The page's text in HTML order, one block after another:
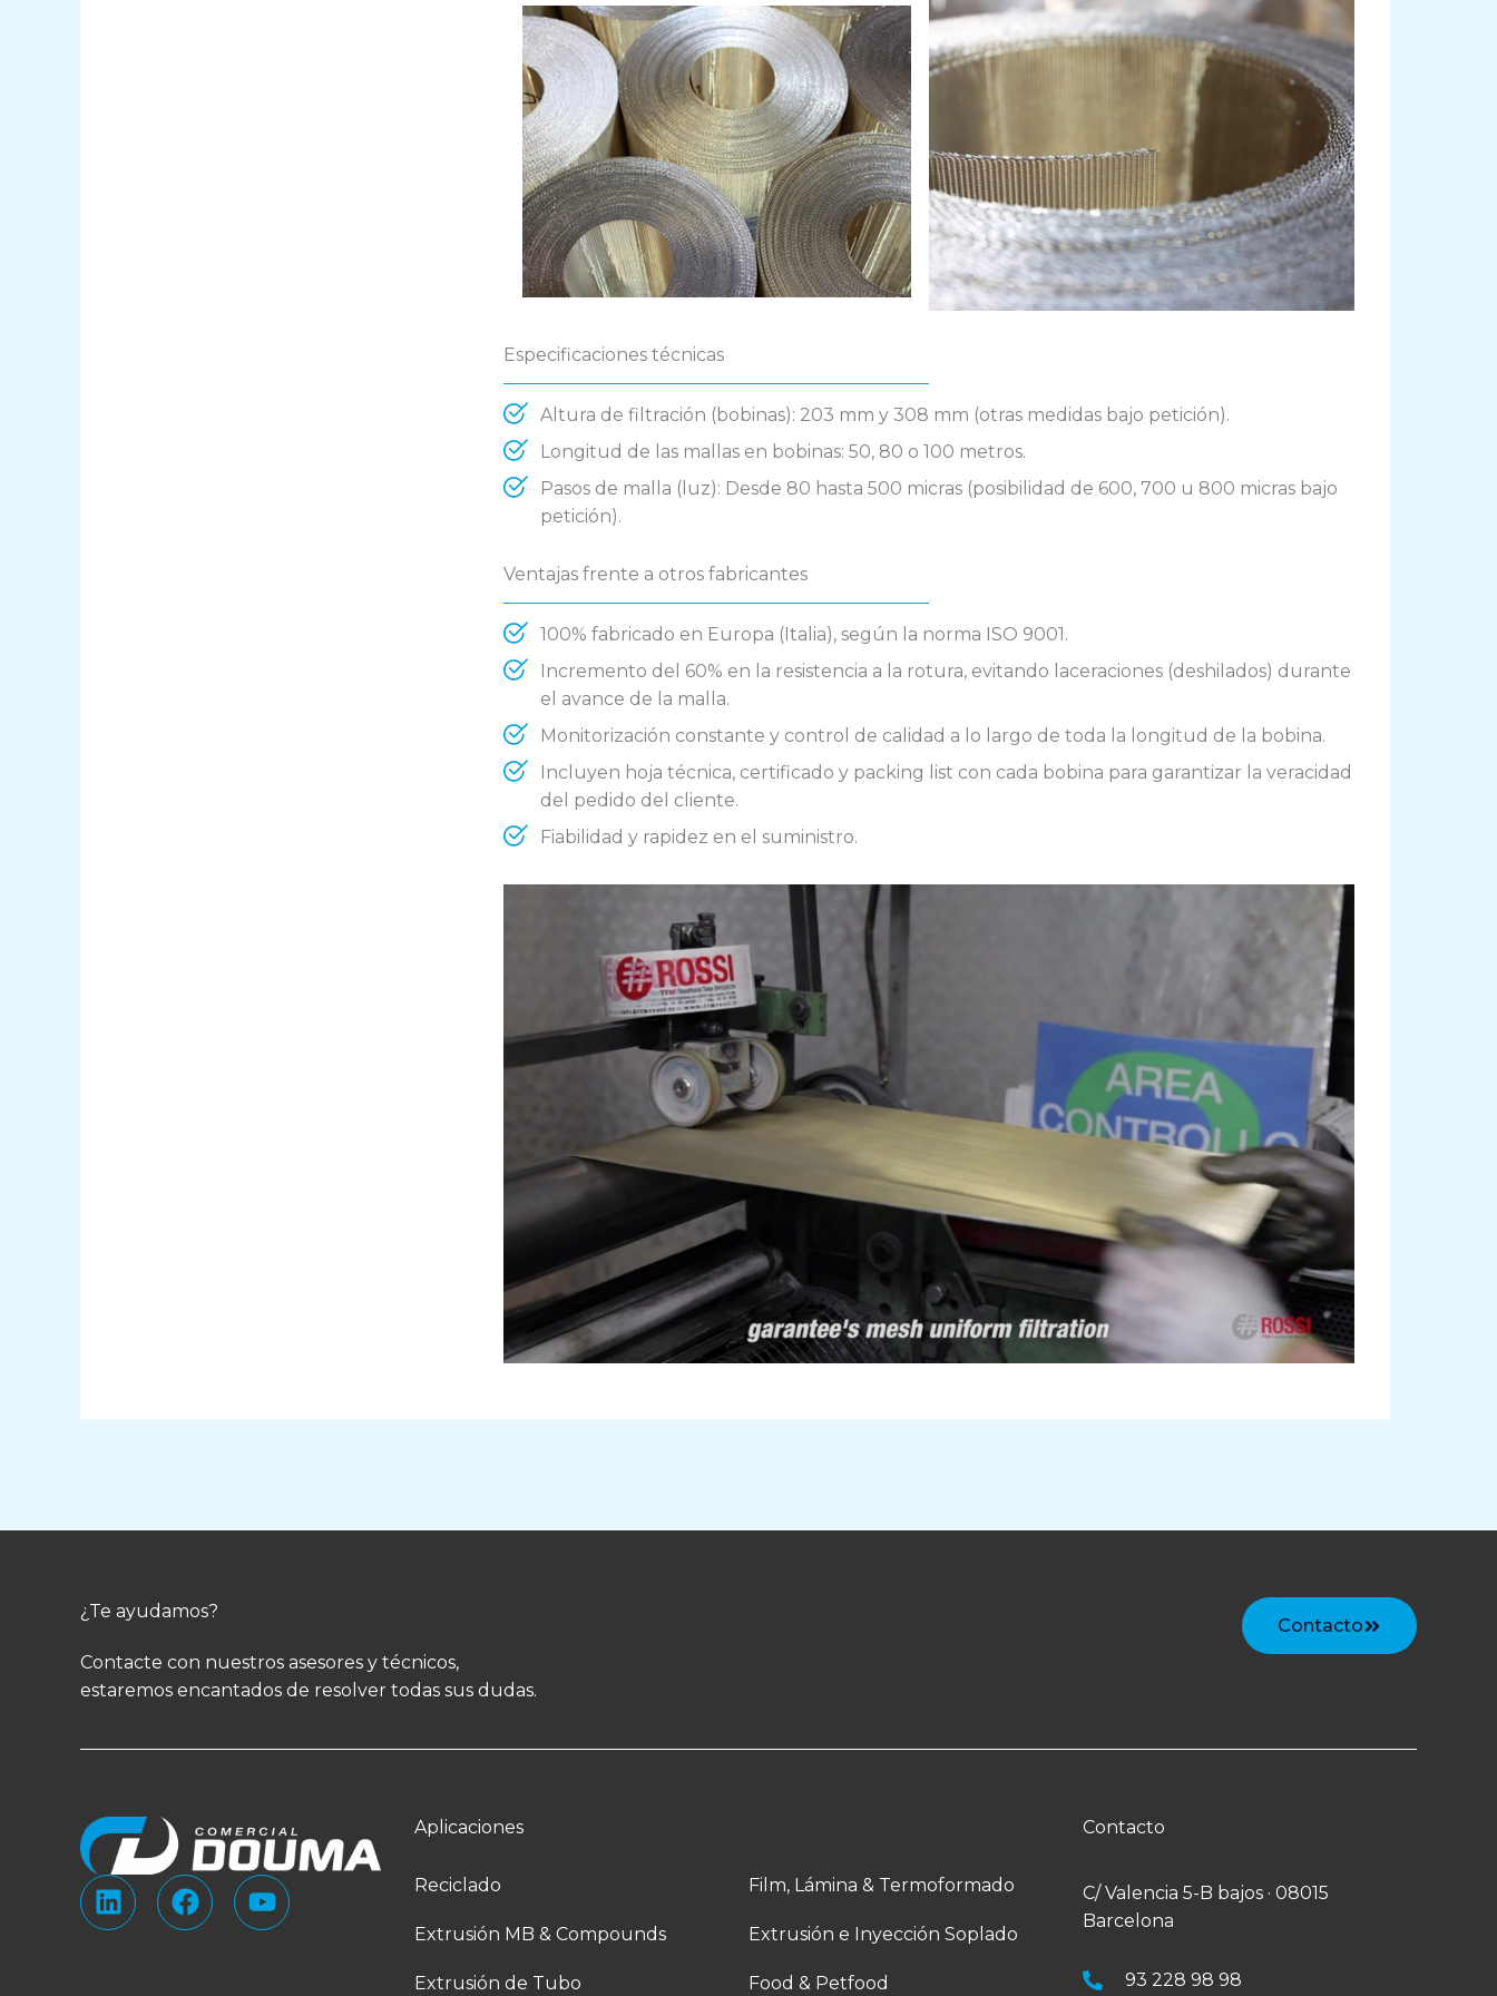
Especificaciones técnicas
Altura de filtración (bobinas): 203 mm y 308 mm (otras medidas bajo petición).
Longitud de las mallas en bobinas: 50, 80 o 100 metros.
Pasos de malla (luz): Desde 80 hasta 500 micras (posibilidad de 600, 700 u 800 micras bajo
petición).
Ventajas frente a otros fabricantes
100% fabricado en Europa (Italia), según la norma ISO 9001.
Incremento del 60% en la resistencia a la rotura, evitando laceraciones (deshilados) durante
el avance de la malla.
Monitorización constante y control de calidad a lo largo de toda la longitud de la bobina.
Incluyen hoja técnica, certificado y packing list con cada bobina para garantizar la veracidad
del pedido del cliente.
Fiabilidad y rapidez en el suministro.
¿Te ayudamos?
Contacte con nuestros asesores y técnicos,
estaremos encantados de resolver todas sus dudas.
Contacto
L
i
F
a
Y
o
Aplicaciones
Reciclado
Extrusión MB & Compounds
Extrusión de Tubo
Film, Lámina & Termoformado
Extrusión e Inyección Soplado
Food & Petfood
Contacto
C/ Valencia 5-B bajos · 08015
Barcelona
93 228 98 98